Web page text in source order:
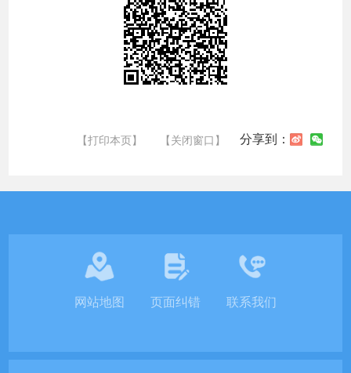
【打印本页】 【关闭窗口】 分享到：
网站地图 页面纠错 联系我们